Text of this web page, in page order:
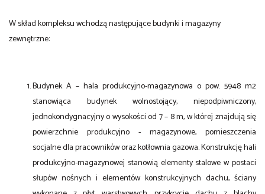
W skład kompleksu wchodzą następujące budynki i magazyny
zewnętrzne:
Budynek A – hala produkcyjno-magazynowa o pow. 5948 m2
stanowiąca budynek wolnostojący, niepodpiwniczony,
jednokondygnacyjny o wysokości od 7 – 8 m, w której znajdują się
powierzchnie produkcyjno - magazynowe, pomieszczenia
socjalne dla pracowników oraz kotłownia gazowa. Konstrukcję hali
produkcyjno-magazynowej stanowią elementy stalowe w postaci
słupów nośnych i elementów konstrukcyjnych dachu, ściany